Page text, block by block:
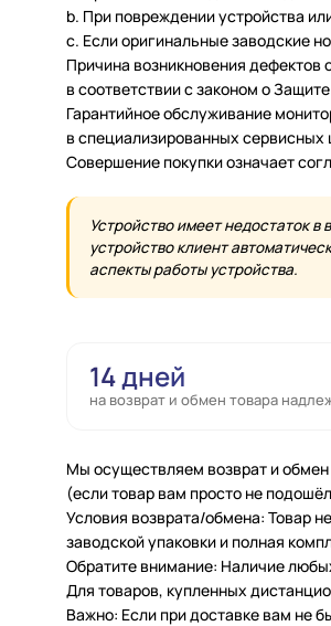
b. При повреждении устройства
c. Если оригинальные заводские
Причина возникновения дефектов
в соответствии с законом о
Гарантийное обслуживание
в специализированных сервисных
Совершение покупки означает
Устройство имеет недостаток
устройство клиент
аспекты работы устройства.
14 дней
на возврат и обмен товара
Мы осуществляем возврат и
(если товар вам просто не
Условия возврата/обмена: Товар
заводской упаковки и полная
Обратите внимание: Наличие
Для товаров, купленных
Важно: Если при доставке вам не